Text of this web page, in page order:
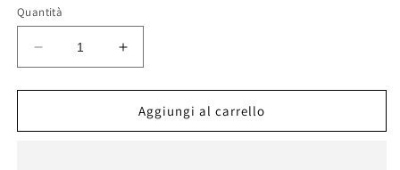
Quantità
Diminuisci
quantità
per
SCALDABAGNO
TERMO-
Aumenta
quantità
per
SCALDABAGNO
TERMO-
Aggiungi al carrello